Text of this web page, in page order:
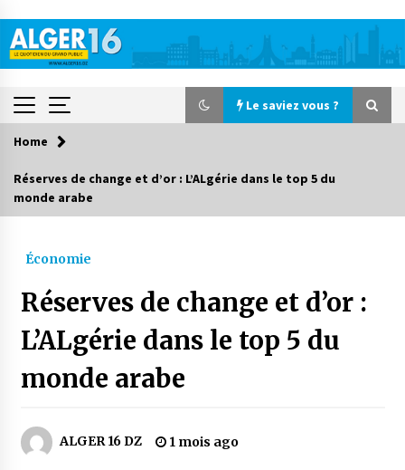
content
Le saviez vous ?
Le saviez vous ?
Début des camps d’été pour un deuxième
groupe d’enfants autistes
Parking de la Promenade des Sablettes : Mis en
service de bornes automatiques
Home
Réserves de change et d’or : L’ALgérie dans le top 5 du
monde arabe
Économie
Réserves de change et d’or :
L’ALgérie dans le top 5 du
monde arabe
ALGER 16 DZ 1 mois ago